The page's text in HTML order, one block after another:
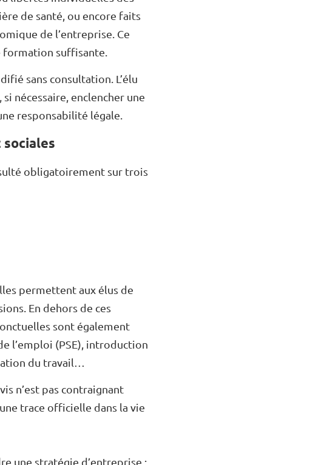
de santé, ou encore faits
de l’entreprise. Ce
suffisante.
sans consultation. L’élu
nécessaire, enclencher une
responsabilité légale.
obligatoirement sur trois
permettent aux élus de
En dehors de ces
sont également
l’emploi (PSE), introduction
du travail…
n’est pas contraignant
trace officielle dans la vie
une stratégie d’entreprise :